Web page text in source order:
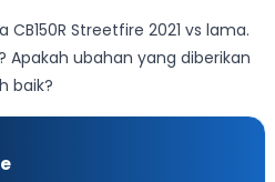
Streetfire 2021 vs lama.
ubahan yang diberikan
baik?